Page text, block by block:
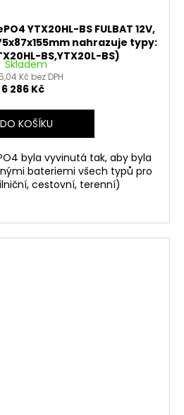
YTX20HL-BS FULBAT 12V,
nahrazuje typy:
BS,YTX20L-BS)
Skladem
Kč bez DPH
6 286 Kč
DO KOŠÍKU
byla vyvinutá tak, aby byla
bateriemi všech typů pro
cestovní, terenní)